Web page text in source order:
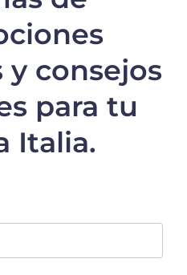
y consejos
para tu
Italia.